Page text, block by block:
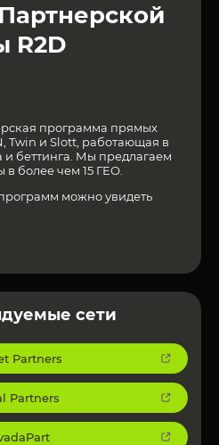
R2D
программа прямых
Twin и Slott, работающая в
и беттинга. Мы предлагаем
более чем 15 ГЕО.
можно увидеть
сети
Partners
Partners